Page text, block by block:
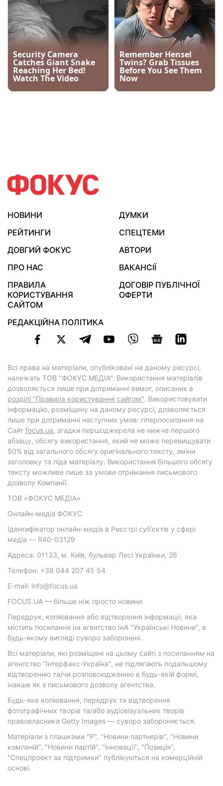
НОВИНИ
ДУМКИ
РЕЙТИНГИ
СПЕЦТЕМИ
ДОВГИЙ ФОКУС
АВТОРИ
ПРО НАС
ВАКАНСІЇ
ПРАВИЛА
КОРИСТУВАННЯ
САЙТОМ
ДОГОВІР ПУБЛІЧНОЇ
ОФЕРТИ
РЕДАКЦІЙНА ПОЛІТИКА
Всі права на матеріали, опубліковані на даному ресурсі,
належать ТОВ "ФОКУС МЕДІА". Використання матеріалів
дозволяється лише при дотриманні вимог, описаних в
розділі "Правила користування сайтом". Використовувати
інформацію, розміщену на даному ресурсі, дозволяється
лише при дотриманні наступних умов: гіперпосилання на
Cайт focus.ua, згадки першоджерела не нижче першого
абзацу, обсягу використання, який не може перевищувати
50% від загального обсягу оригінального тексту, зміни
заголовку та ліда матеріалу. Використання більшого обсягу
тексту можливе лише за умови отримання письмового
дозволу Компанії.
ТОВ «ФОКУС МЕДІА»
Онлайн-медіа ФОКУС
Ідентифікатор онлайн-медіа в Реєстрі суб’єктів у сфері
медіа — R40-03129
Адреса: 01133, м. Київ, бульвар Лесі Українки, 26
Телефон: +38 044 207 45 54
E-mail: info@focus.ua
FOCUS.UA — більше ніж просто новини.
Передрук, копіювання або відтворення інформації, яка
містить посилання на агентство ІнА "Українські Новини", в
будь-якому вигляді суворо заборонені.
Всі матеріали, які розміщені на цьому сайті з посиланням на
агентство "Інтерфакс-Україна", не підлягають подальшому
відтворенню та/чи розповсюдженню в будь-якій формі,
інакше як з письмового дозволу агентства.
Будь-яке копіювання, передрук та відтворення
фотографічних творів та/або аудіовізуальних творів
правовласника Getty Images — суворо забороняється.
Матеріали з плашками "Р", "Новини партнерів", "Новини
компаній", "Новини партій", "Інновації", "Позиція",
"Спецпроект за підтримки" публікуються на комерційній
основі.